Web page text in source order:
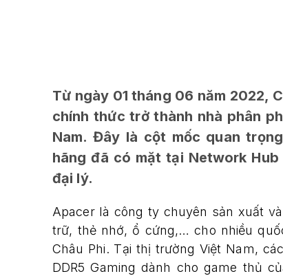
Từ ngày 01 tháng 06 năm 2022,
chính thức trở thành nhà phân
Nam. Đây là cột mốc quan
hãng đã có mặt tại Network
đại lý.
Apacer là công ty chuyên sản xuất
trữ, thẻ nhớ, ổ cứng,… cho nhiều
Châu Phi. Tại thị trường Việt Nam,
DDR5 Gaming dành cho game thủ